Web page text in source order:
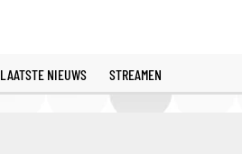
LAATSTE NIEUWS STREAMEN